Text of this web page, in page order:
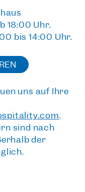
18:00 Uhr.
bis 14:00 Uhr.
uns auf Ihre
.
sind nach
der